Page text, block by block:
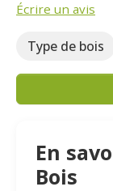
Écrire un avis
Type de bois
En
Bois